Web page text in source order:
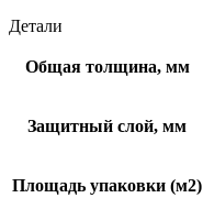
Детали
Общая толщина, мм
Защитный слой, мм
Площадь упаковки (м2)